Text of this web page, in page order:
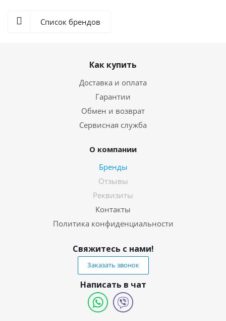
Список брендов
Как купить
Доставка и оплата
Гарантии
Обмен и возврат
Сервисная служба
О компании
Бренды
Отзывы
Реквизиты
Контакты
Политика конфиденциальности
Свяжитесь с нами!
Заказать звонок
Написать в чат